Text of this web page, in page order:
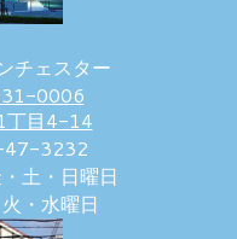
チェスター
0006
丁目4-14
47-3232
土・日曜日
・水曜日